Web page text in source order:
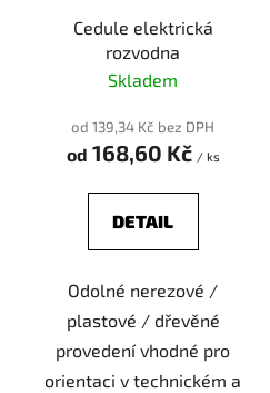
Cedule elektrická
rozvodna
Skladem
od 139,34 Kč bez DPH
od 168,60 Kč / ks
DETAIL
Odolné nerezové /
plastové / dřevěné
provedení vhodné pro
orientaci v technickém a